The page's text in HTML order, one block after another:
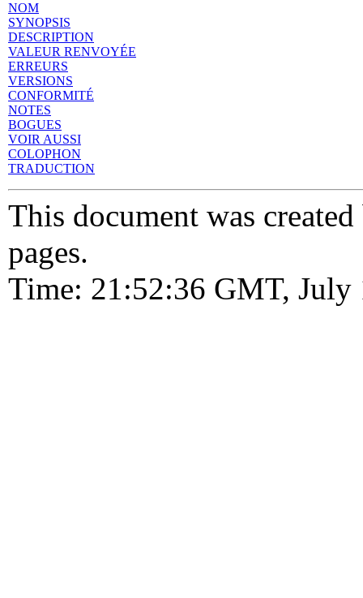
NOM
SYNOPSIS
DESCRIPTION
VALEUR RENVOYÉE
ERREURS
VERSIONS
CONFORMITÉ
NOTES
BOGUES
VOIR AUSSI
COLOPHON
TRADUCTION
This document was
pages.
Time: 21:52:36 GMT, July